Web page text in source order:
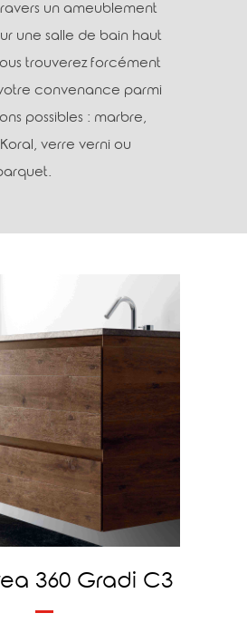
un ameublement
une salle de bain haut
trouverez forcément
convenance parmi
possibles : marbre,
verre verni ou
360 Gradi C3